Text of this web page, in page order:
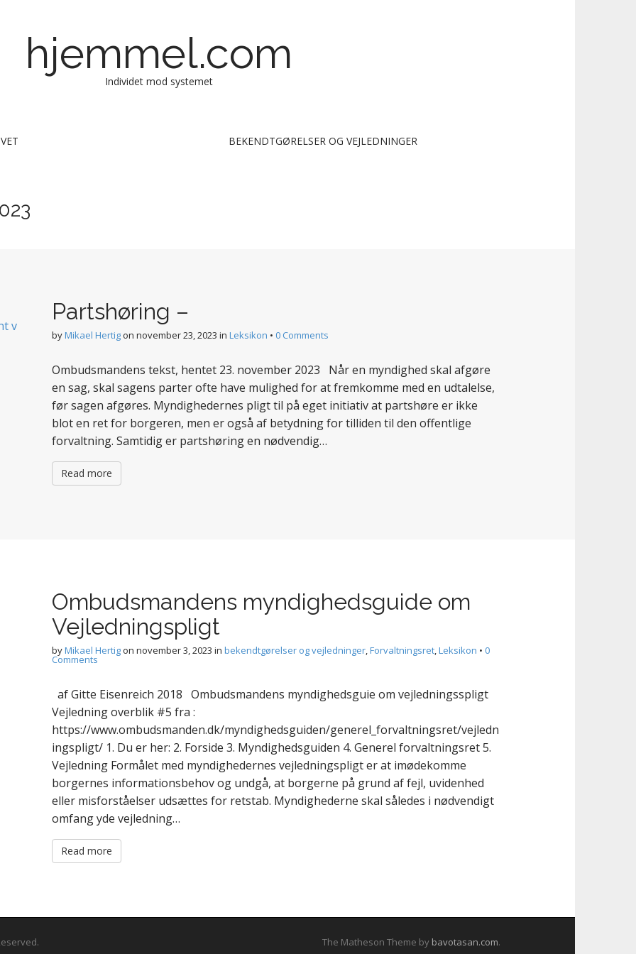
hjemmel.com
Individet mod systemet
BEKENDTGØRELSER OG VEJLEDNINGER
Partshøring –
byMikael Hertigon november 23, 2023 in Leksikon • 0 Comments
Ombudsmandens tekst, hentet 23. november 2023 Når en myndighed skal afgøre
en sag, skal sagens parter ofte have mulighed for at fremkomme med en udtalelse,
før sagen afgøres. Myndighedernes pligt til på eget initiativ at partshøre er ikke
blot en ret for borgeren, men er også af betydning for tilliden til den offentlige
forvaltning. Samtidig er partshøring en nødvendig…
Read more
Ombudsmandens myndighedsguide om
Vejledningspligt
byMikael Hertigon november 3, 2023 in bekendtgørelser og vejledninger,Forvaltningsret,Leksikon • 0
Comments
af Gitte Eisenreich 2018 Ombudsmandens myndighedsguie om vejledningsspligt
Vejledning overblik #5 fra :
https://www.ombudsmanden.dk/myndighedsguiden/generel_forvaltningsret/vejledn
ingspligt/ 1. Du er her: 2. Forside 3. Myndighedsguiden 4. Generel forvaltningsret 5.
Vejledning Formålet med myndighedernes vejledningspligt er at imødekomme
borgernes informationsbehov og undgå, at borgerne på grund af fejl, uvidenhed
eller misforståelser udsættes for retstab. Myndighederne skal således i nødvendigt
omfang yde vejledning…
Read more
The Matheson Theme by bavotasan.com.